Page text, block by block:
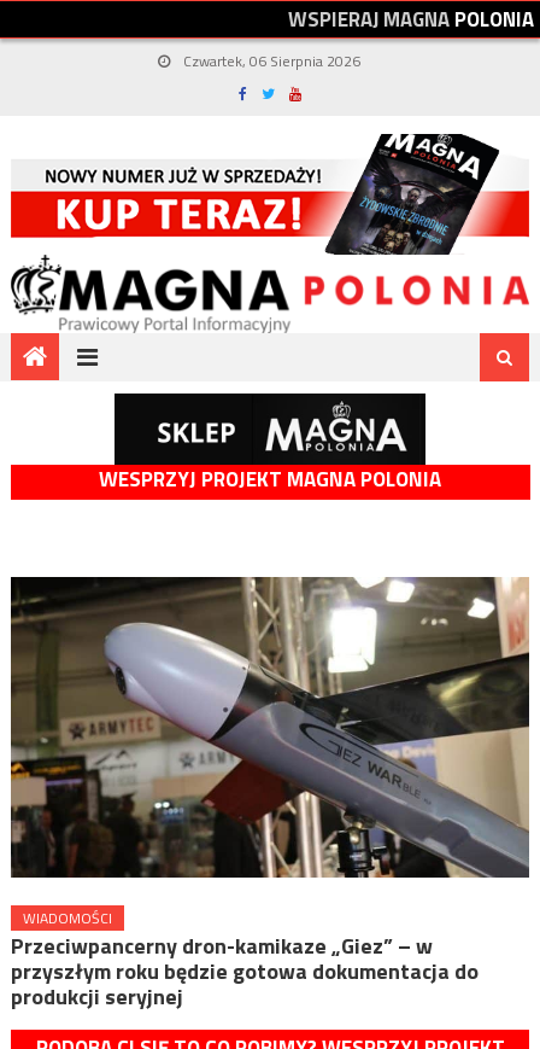
WSPIERAJMAGNAPOLONIA
Czwartek, 06 Sierpnia 2026
WESPRZYJ PROJEKT MAGNA POLONIA
WIADOMOŚCI
Przeciwpancerny dron-kamikaze „Giez” – w
przyszłym roku będzie gotowa dokumentacja do
produkcji seryjnej